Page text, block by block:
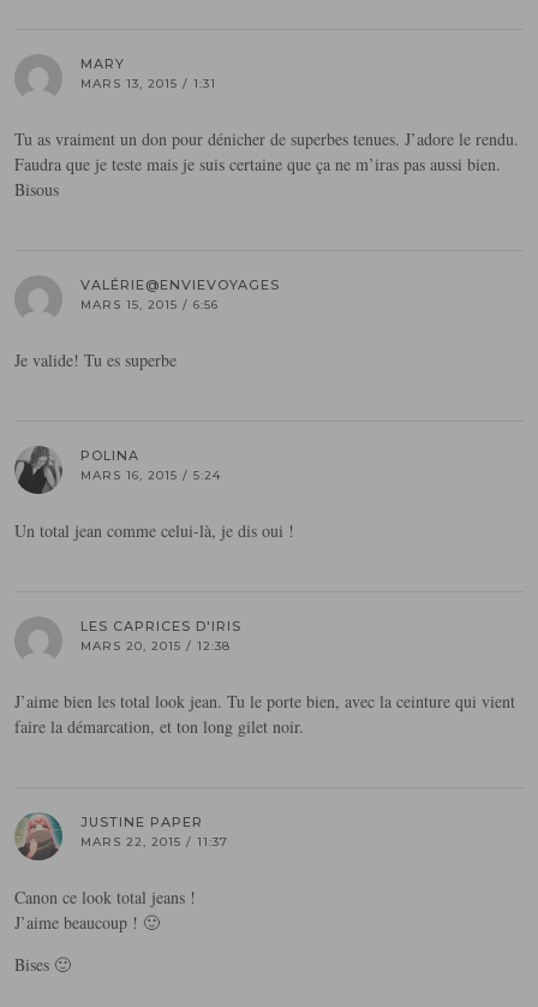
MARY
MARS 13, 2015 / 1:31
Tu as vraiment un don pour dénicher de superbes tenues. J’adore le rendu.
Faudra que je teste mais je suis certaine que ça ne m’iras pas aussi bien.
Bisous
VALÉRIE@ENVIEVOYAGES
MARS 15, 2015 / 6:56
Je valide! Tu es superbe
POLINA
MARS 16, 2015 / 5:24
Un total jean comme celui-là, je dis oui !
LES CAPRICES D'IRIS
MARS 20, 2015 / 12:38
J’aime bien les total look jean. Tu le porte bien, avec la ceinture qui vient
faire la démarcation, et ton long gilet noir.
JUSTINE PAPER
MARS 22, 2015 / 11:37
Canon ce look total jeans !
J’aime beaucoup ! 🙂
Bises 🙂